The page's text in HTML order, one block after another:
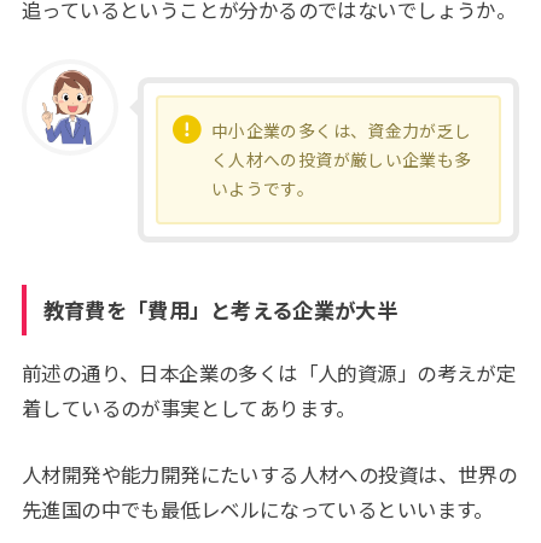
追っているということが分かるのではないでしょうか。
中小企業の多くは、資金力が乏し
く人材への投資が厳しい企業も多
いようです。
教育費を「費用」と考える企業が大半
前述の通り、日本企業の多くは「人的資源」の考えが定
着しているのが事実としてあります。
人材開発や能力開発にたいする人材への投資は、世界の
先進国の中でも最低レベルになっているといいます。